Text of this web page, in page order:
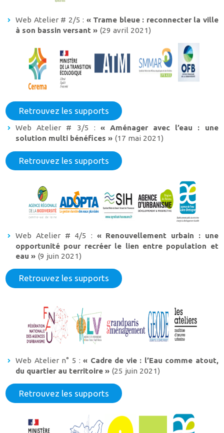
Web Atelier # 2/5 : « Trame bleue : reconnecter la ville
à son bassin versant » (29 avril 2021)
Retrouvez les supports
Web Atelier # 3/5 : « Aménager avec l’eau : une
solution multi bénéfices » (17 mai 2021)
Retrouvez les supports
Web Atelier # 4/5 : « Renouvellement urbain : une
opportunité pour recréer le lien entre population et
eau » (9 juin 2021)
Retrouvez les supports
Web Atelier n° 5 :« Cadre de vie : l’Eau comme atout,
du quartier au territoire » (25 juin 2021)
Retrouvez les supports